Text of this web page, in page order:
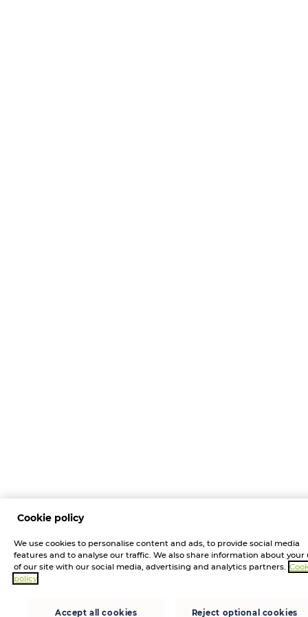
Cookie policy
We use cookies to personalise content and ads, to provide social media
features and to analyse our traffic. We also share information about your
of our site with our social media, advertising and analytics partners.
policy
Accept all cookies Reject optional cookies